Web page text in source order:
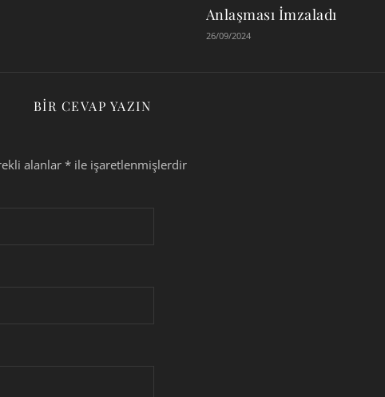
Anlaşması İmzaladı
26/09/2024
BIR CEVAP YAZIN
alanlar * ile işaretlenmişlerdir